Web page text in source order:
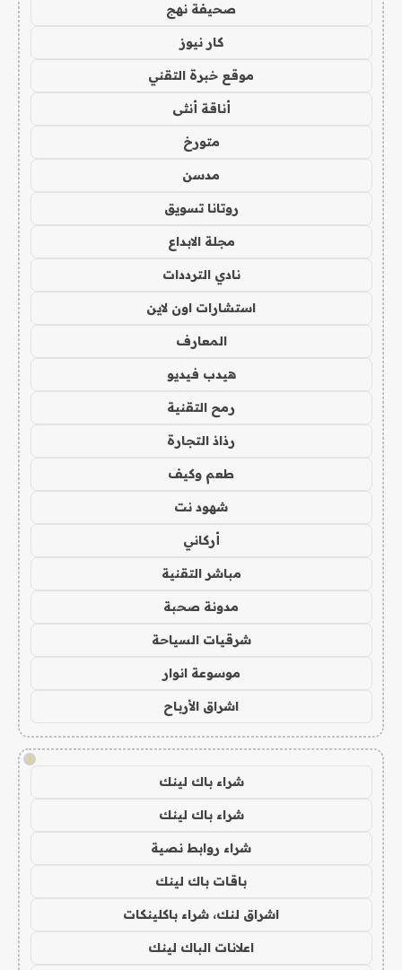
صحيفة نهج
كار نيوز
موقع خبرة التقني
أناقة أنثى
متورخ
مدسن
روتانا تسويق
مجلة الابداع
نادي الترددات
استشارات اون لاين
المعارف
هيدب فيديو
رمح التقنية
رذاذ التجارة
طعم وكيف
شهود نت
أركاني
مباشر التقنية
مدونة صحبة
شرقيات السياحة
موسوعة انوار
اشراق الأرباح
!
شراء باك لينك
شراء باك لينك
شراء روابط نصية
باقات باك لينك
اشراق لنك، شراء باكلينكات
اعلانات الباك لينك